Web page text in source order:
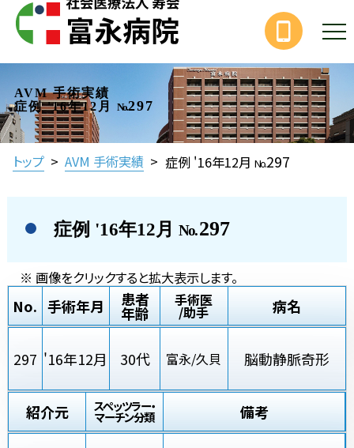
AVM 手術実績
症例 '16年12月
No.297
トップ > AVM 手術実績 > 症例 '16年12月 No.297
症例 '16年12月 No.297
※ 画像をクリックすると拡大表示します。
No. 手術年月 患者
年齢
手術医
/助手 病名
297 '16年12月 30代 富永/久貝 脳動静脈奇形
紹介元 スペッツラー・
マーチン分類 備考